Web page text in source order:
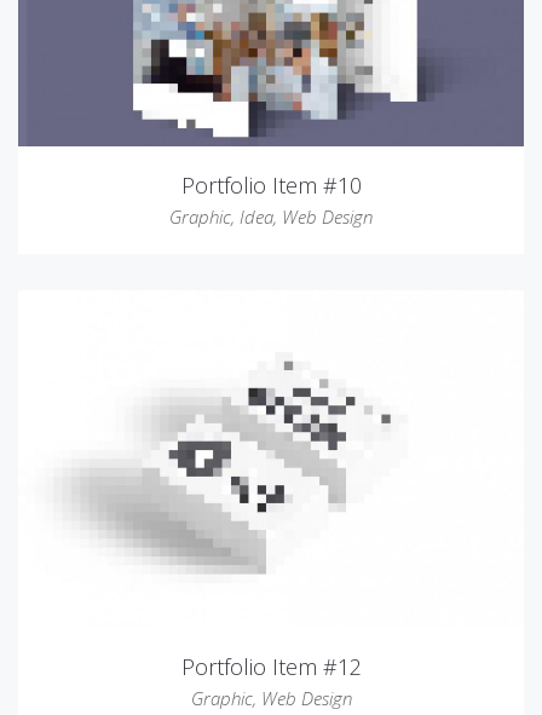
Portfolio Item #10
Graphic, Idea, Web Design
Portfolio Item #12
Graphic, Web Design